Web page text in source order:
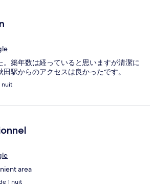
。築年数は経っていると思いますが清潔に
駅からのアクセスは良かったです。
nuit
area
1 nuit